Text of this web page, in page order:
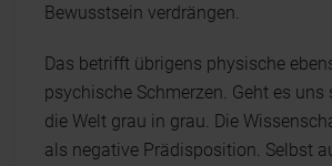
Bewusstsein verdrängen.
Das betrifft übrigens physische
psychische Schmerzen. Geht es
die Welt grau in grau. Die
als negative Prädisposition. Selbst